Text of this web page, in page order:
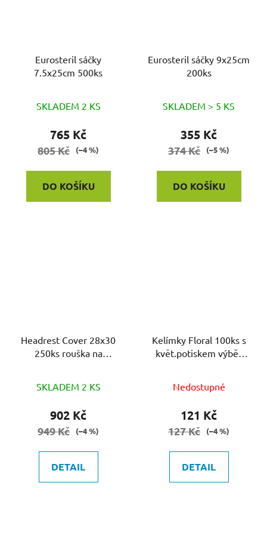
Eurosteril sáčky
7.5x25cm 500ks
SKLADEM 2 KS
765 Kč
805 Kč (–4 %)
DO KOŠÍKU
Eurosteril sáčky 9x25cm
200ks
SKLADEM > 5 KS
355 Kč
374 Kč (–5 %)
DO KOŠÍKU
Headrest Cover 28x30
250ks rouška na
SKLADEM 2 KS
902 Kč
949 Kč (–4 %)
DETAIL
Kelímky Floral 100ks s
květ.potiskem výběr
Nedostupné
121 Kč
127 Kč (–4 %)
DETAIL